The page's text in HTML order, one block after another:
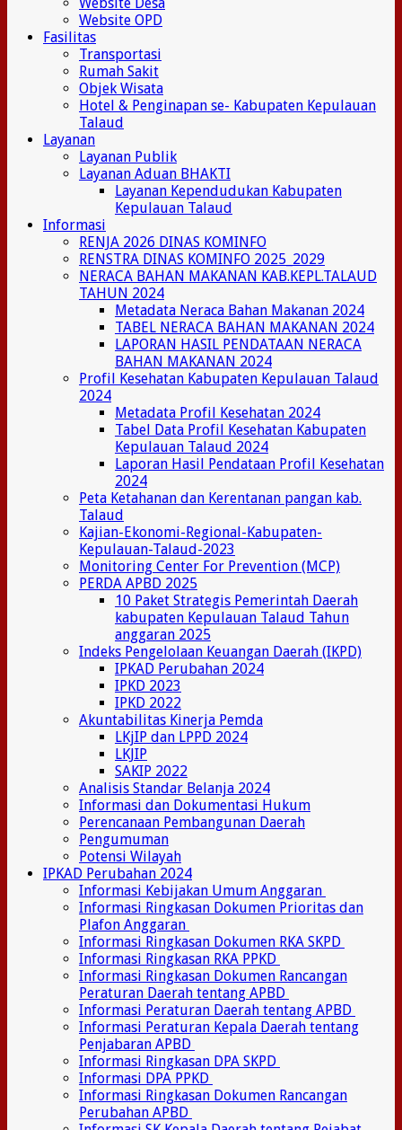
Website OPD
Fasilitas
Transportasi
Rumah Sakit
Objek Wisata
Hotel & Penginapan se- Kabupaten Kepulauan
Talaud
Layanan
Layanan Publik
Layanan Aduan BHAKTI
Layanan Kependudukan Kabupaten
Kepulauan Talaud
Informasi
RENJA 2026 DINAS KOMINFO
RENSTRA DINAS KOMINFO 2025_2029
NERACA BAHAN MAKANAN KAB.KEPL.TALAUD
TAHUN 2024
Metadata Neraca Bahan Makanan 2024
TABEL NERACA BAHAN MAKANAN 2024
LAPORAN HASIL PENDATAAN NERACA
BAHAN MAKANAN 2024
Profil Kesehatan Kabupaten Kepulauan Talaud
2024
Metadata Profil Kesehatan 2024
Tabel Data Profil Kesehatan Kabupaten
Kepulauan Talaud 2024
Laporan Hasil Pendataan Profil Kesehatan
2024
Peta Ketahanan dan Kerentanan pangan kab.
Talaud
Kajian-Ekonomi-Regional-Kabupaten-
Kepulauan-Talaud-2023
Monitoring Center For Prevention (MCP)
PERDA APBD 2025
10 Paket Strategis Pemerintah Daerah
kabupaten Kepulauan Talaud Tahun
anggaran 2025
Indeks Pengelolaan Keuangan Daerah (IKPD)
IPKAD Perubahan 2024
IPKD 2023
IPKD 2022
Akuntabilitas Kinerja Pemda
LKjIP dan LPPD 2024
LKJIP
SAKIP 2022
Analisis Standar Belanja 2024
Informasi dan Dokumentasi Hukum
Perencanaan Pembangunan Daerah
Pengumuman
Potensi Wilayah
IPKAD Perubahan 2024
Informasi Kebijakan Umum Anggaran
Informasi Ringkasan Dokumen Prioritas dan
Plafon Anggaran
Informasi Ringkasan Dokumen RKA SKPD
Informasi Ringkasan RKA PPKD
Informasi Ringkasan Dokumen Rancangan
Peraturan Daerah tentang APBD
Informasi Peraturan Daerah tentang APBD
Informasi Peraturan Kepala Daerah tentang
Penjabaran APBD
Informasi Ringkasan DPA SKPD
Informasi DPA PPKD
Informasi Ringkasan Dokumen Rancangan
Perubahan APBD